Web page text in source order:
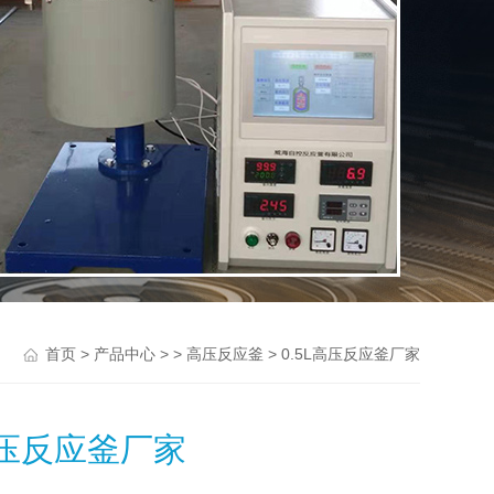
首页> 产品中心> > 高压反应釜 > 0.5L高压反应釜厂家
反应釜厂家